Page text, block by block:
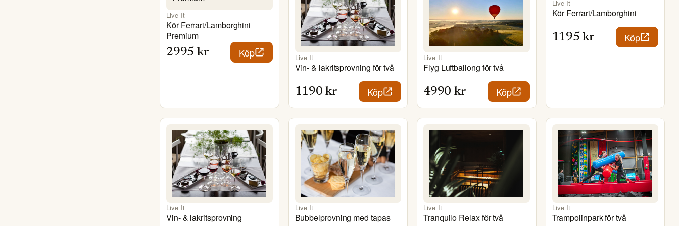
Live It
Kör Ferrari/Lamborghini
Premium
2995 kr Köp Live It
Vin- & lakritsprovning för två
1190 kr Köp
Live It
Flyg Luftballong för två
4990 kr Köp
Live It
Kör Ferrari/Lamborghini
1195 kr Köp
Live It
Vin- & lakritsprovning
Live It
Bubbelprovning med tapas
Live It
Tranquilo Relax för två
Live It
Trampolinpark för två